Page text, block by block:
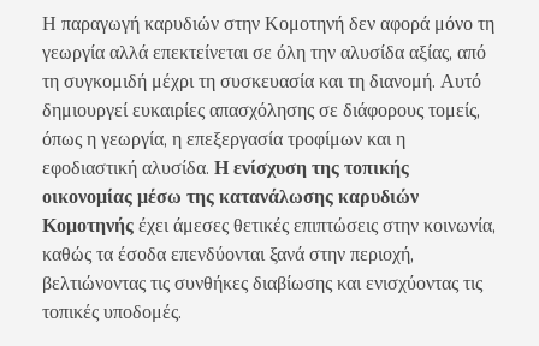
Η παραγωγή καρυδιών στην Κομοτηνή δεν αφορά μόνο τη
γεωργία αλλά επεκτείνεται σε όλη την αλυσίδα αξίας, από
τη συγκομιδή μέχρι τη συσκευασία και τη διανομή. Αυτό
δημιουργεί ευκαιρίες απασχόλησης σε διάφορους τομείς,
όπως η γεωργία, η επεξεργασία τροφίμων και η
εφοδιαστική αλυσίδα. Η ενίσχυση της τοπικής
οικονομίας μέσω της κατανάλωσης καρυδιών
Κομοτηνήςέχει άμεσες θετικές επιπτώσεις στην κοινωνία,
καθώς τα έσοδα επενδύονται ξανά στην περιοχή,
βελτιώνοντας τις συνθήκες διαβίωσης και ενισχύοντας τις
τοπικές υποδομές.